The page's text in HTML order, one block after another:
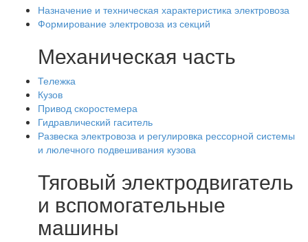
Назначение и техническая характеристика электровоза
Формирование электровоза из секций
Механическая часть
Тележка
Кузов
Привод скоростемера
Гидравлический гаситель
Развеска электровоза и регулировка рессорной системы
и люлечного подвешивания кузова
Тяговый электродвигатель
и вспомогательные
машины